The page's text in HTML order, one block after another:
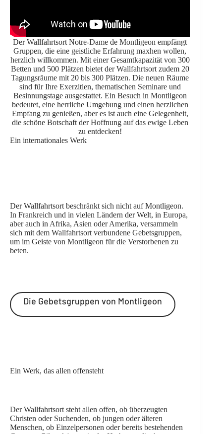
Der Wallfahrtsort Notre-Dame de Montligeon empfängt
Gruppen, die eine geistliche Erfahrung maxhen wollen,
herzlich willkommen. Mit einer Gesamtkapazität von 300
Betten und 500 Plätzen bietet der Wallfahrtsort zudem 20
Tagungsräume mit 20 bis 300 Plätzen. Die neuen Räume
sind für Ihre Exerzitien, thematischen Seminare und
Besinnungstage ausgestattet. Ein Besuch in Montligeon
bedeutet, eine herrliche Umgebung und einen herzlichen
Empfang zu genießen, aber es ist auch eine Gelegenheit,
die schöne Botschaft der Hoffnung auf das ewige Leben
zu entdecken!
Ein internationales Werk
Der Wallfahrtsort beschränkt sich nicht auf Montligeon.
In Frankreich und in vielen Ländern der Welt, in Europa,
aber auch in Afrika, Asien oder Amerika, versammeln
sich mit dem Wallfahrtsort verbundene Gebetsgruppen,
um im Geiste von Montligeon für die Verstorbenen zu
beten.
Die Gebetsgruppen von Montligeon
Ein Werk, das allen offensteht
Der Wallfahrtsort steht allen offen, ob überzeugten
Christen oder Suchenden, ob jungen oder älteren
Menschen, ob Einzelpersonen oder bereits bestehenden